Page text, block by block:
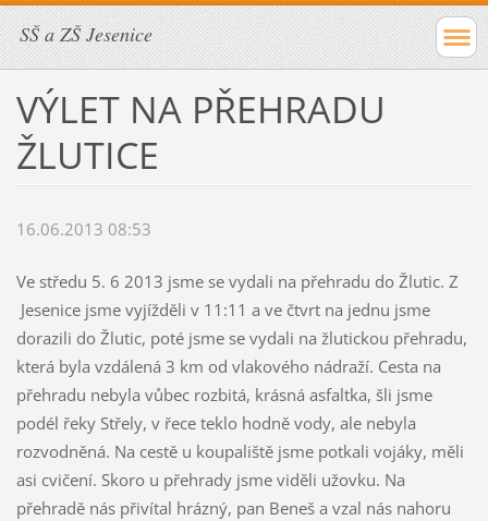
SŠ a ZŠ Jesenice
VÝLET NA PŘEHRADU
ŽLUTICE
16.06.2013 08:53
Ve středu 5. 6 2013 jsme se vydali na přehradu do Žlutic. Z
Jesenice jsme vyjížděli v 11:11 a ve čtvrt na jednu jsme
dorazili do Žlutic, poté jsme se vydali na žlutickou přehradu,
která byla vzdálená 3 km od vlakového nádraží. Cesta na
přehradu nebyla vůbec rozbitá, krásná asfaltka, šli jsme
podél řeky Střely, v řece teklo hodně vody, ale nebyla
rozvodněná. Na cestě u koupaliště jsme potkali vojáky, měli
asi cvičení. Skoro u přehrady jsme viděli užovku. Na
přehradě nás přivítal hrázný, pan Beneš a vzal nás nahoru